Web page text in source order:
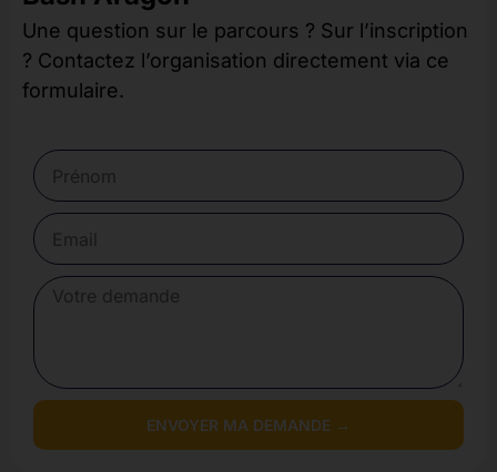
Une question sur le parcours ? Sur l’inscription
? Contactez l’organisation directement via ce
formulaire.
ENVOYER MA DEMANDE →